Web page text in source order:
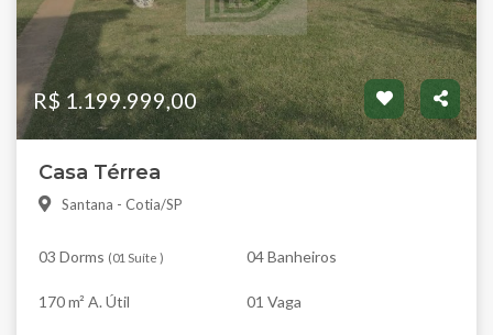
R$ 1.199.999,00
Casa Térrea
Santana - Cotia/SP
03 Dorms (01 Suíte ) 04 Banheiros
170 m² A. Útil 01 Vaga